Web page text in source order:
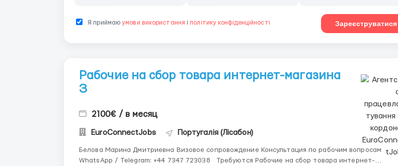
Я приймаюумови використання і політику конфіденційності Зареєструватися
Рабочие на сбор товара интернет-магазина
З
2100€ / в месяц
EuroConnectJobs Португалія (Лісабон)
Белова Марина Дмитриевна Визовое сопровождение Консультация по рабочим вопросам
WhatsApp / Telegram: +44 7347 723038 Требуются Рабочие на сбор товара интернет-